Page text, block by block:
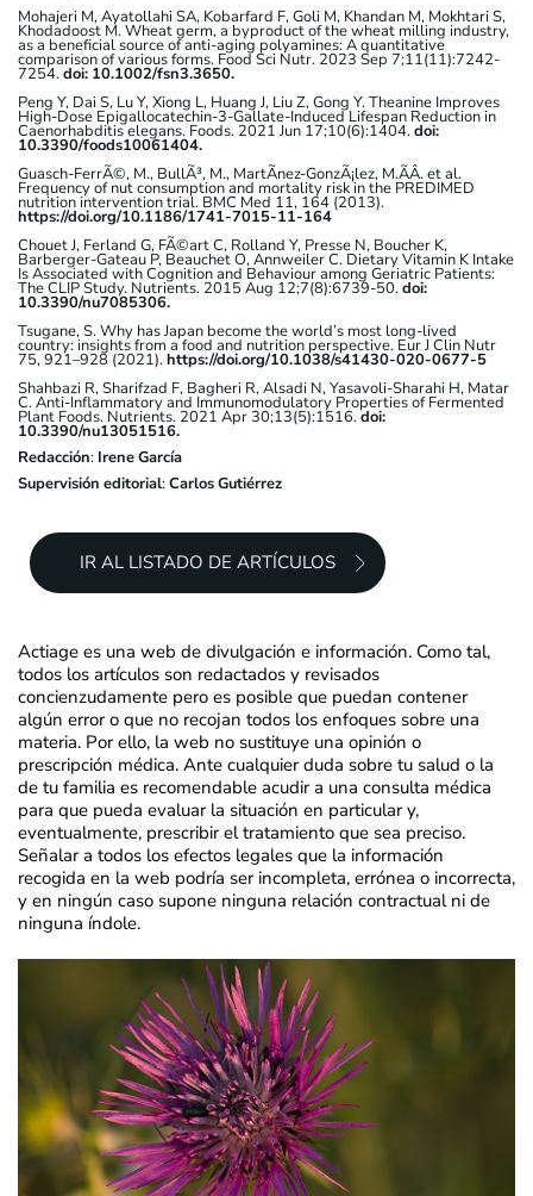
Mohajeri M, Ayatollahi SA, Kobarfard F, Goli M, Khandan M, Mokhtari S,
Khodadoost M. Wheat germ, a byproduct of the wheat milling industry,
as a beneficial source of anti-aging polyamines: A quantitative
comparison of various forms. Food Sci Nutr. 2023 Sep 7;11(11):7242-
7254.doi: 10.1002/fsn3.3650.
Peng Y, Dai S, Lu Y, Xiong L, Huang J, Liu Z, Gong Y. Theanine Improves
High-Dose Epigallocatechin-3-Gallate-Induced Lifespan Reduction in
Caenorhabditis elegans. Foods. 2021 Jun 17;10(6):1404.doi:
10.3390/foods10061404.
Guasch-FerrÃ©, M., BullÃ³, M., MartÃ­nez-GonzÃ¡lez, M.ÃÂ. et al.
Frequency of nut consumption and mortality risk in the PREDIMED
nutrition intervention trial. BMC Med 11, 164 (2013).
https://doi.org/10.1186/1741-7015-11-164
Chouet J, Ferland G, FÃ©art C, Rolland Y, Presse N, Boucher K,
Barberger-Gateau P, Beauchet O, Annweiler C. Dietary Vitamin K Intake
Is Associated with Cognition and Behaviour among Geriatric Patients:
The CLIP Study. Nutrients. 2015 Aug 12;7(8):6739-50.doi:
10.3390/nu7085306.
Tsugane, S. Why has Japan become the world’s most long-lived
country: insights from a food and nutrition perspective. Eur J Clin Nutr
75, 921–928 (2021).https://doi.org/10.1038/s41430-020-0677-5
Shahbazi R, Sharifzad F, Bagheri R, Alsadi N, Yasavoli-Sharahi H, Matar
C. Anti-Inflammatory and Immunomodulatory Properties of Fermented
Plant Foods. Nutrients. 2021 Apr 30;13(5):1516.doi:
10.3390/nu13051516.
Redacción: Irene García
Supervisión editorial:Carlos Gutiérrez
IR AL LISTADO DE ARTÍCULOS
Actiage es una web de divulgación e información. Como tal,
todos los artículos son redactados y revisados
concienzudamente pero es posible que puedan contener
algún error o que no recojan todos los enfoques sobre una
materia. Por ello, la web no sustituye una opinión o
prescripción médica. Ante cualquier duda sobre tu salud o la
de tu familia es recomendable acudir a una consulta médica
para que pueda evaluar la situación en particular y,
eventualmente, prescribir el tratamiento que sea preciso.
Señalar a todos los efectos legales que la información
recogida en la web podría ser incompleta, errónea o incorrecta,
y en ningún caso supone ninguna relación contractual ni de
ninguna índole.